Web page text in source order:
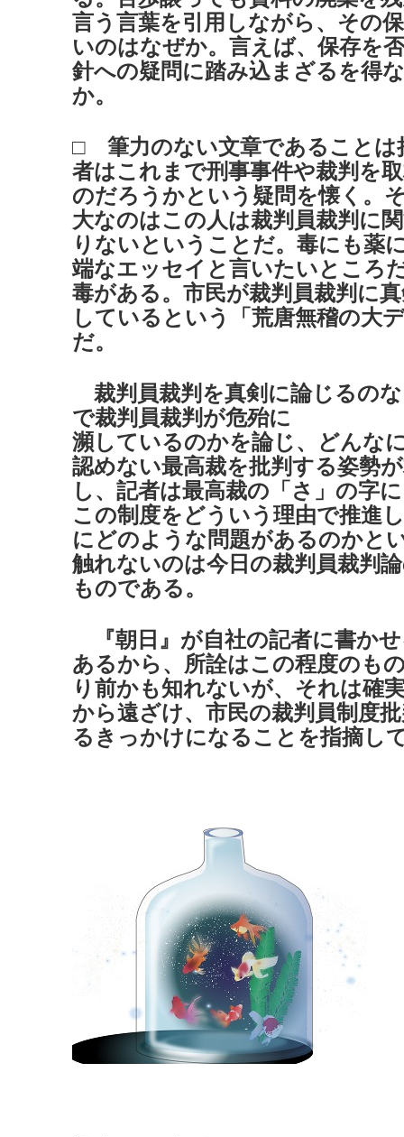
言う言葉を引用しながら、その
いのはなぜか。言えば、保存を
針への疑問に踏み込まざるを得
か。
□ 筆力のない文章であることは
者はこれまで刑事事件や裁判を
のだろうかという疑問を懐く。
大なのはこの人は裁判員裁判に
りないということだ。毒にも薬
端なエッセイと言いたいところ
毒がある。市民が裁判員裁判に
しているという「荒唐無稽の大
だ。
裁判員裁判を真剣に論じるの
で裁判員裁判が危殆に
瀕しているのかを論じ、どんな
認めない最高裁を批判する姿勢
し、記者は最高裁の「さ」の字
この制度をどういう理由で推進
にどのような問題があるのかと
触れないのは今日の裁判員裁判
ものである。
『朝日』が自社の記者に書か
あるから、所詮はこの程度のも
り前かも知れないが、それは確
から遠ざけ、市民の裁判員制度
るきっかけになることを指摘し